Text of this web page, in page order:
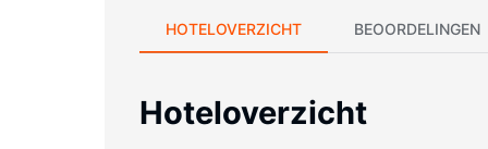
HOTELOVERZICHT BEOORDELINGEN
Hoteloverzicht